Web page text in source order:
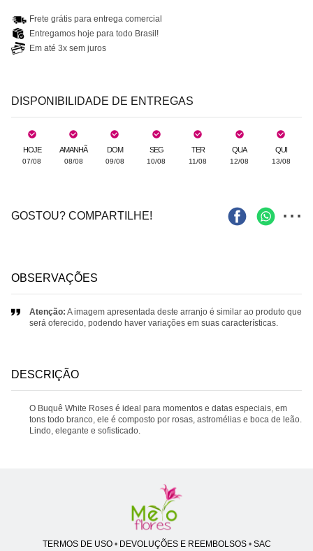
Frete grátis para entrega comercial
Entregamos hoje para todo Brasil!
Em até 3x sem juros
DISPONIBILIDADE DE ENTREGAS
HOJE
07/08
AMANHÃ
08/08
DOM
09/08
SEG
10/08
TER
11/08
QUA
12/08
QUI
13/08
GOSTOU? COMPARTILHE! ...
OBSERVAÇÕES
Atenção: A imagem apresentada deste arranjo é similar ao produto que
será oferecido, podendo haver variações em suas características.
DESCRIÇÃO
O Buquê White Roses é ideal para momentos e datas especiais, em
tons todo branco, ele é composto por rosas, astromélias e boca de leão.
Lindo, elegante e sofisticado.
TERMOS DE USO• DEVOLUÇÕES E REEMBOLSOS• SAC